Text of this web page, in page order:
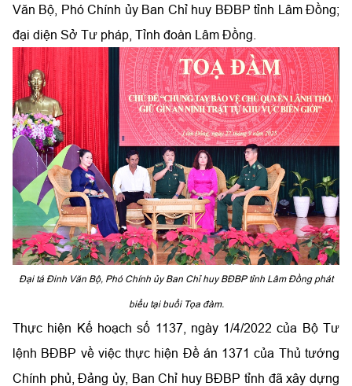
Văn Bộ, Phó Chính ủy Ban Chỉ huy BĐBP tỉnh Lâm Đồng;
đại diện Sở Tư pháp, Tỉnh đoàn Lâm Đồng.
Đại tá Đinh Văn Bộ, Phó Chính ủy Ban Chỉ huy BĐBPtỉnh Lâm Đồng phát
biểu tại buổi Tọa đàm.
Thực hiện Kế hoạch số 1137, ngày 1/4/2022 của Bộ Tư
lệnh BĐBP về việc thực hiện Đề án 1371 của Thủ tướng
Chính phủ, Đảng ủy, Ban Chỉ huy BĐBP tỉnh đã xây dựng